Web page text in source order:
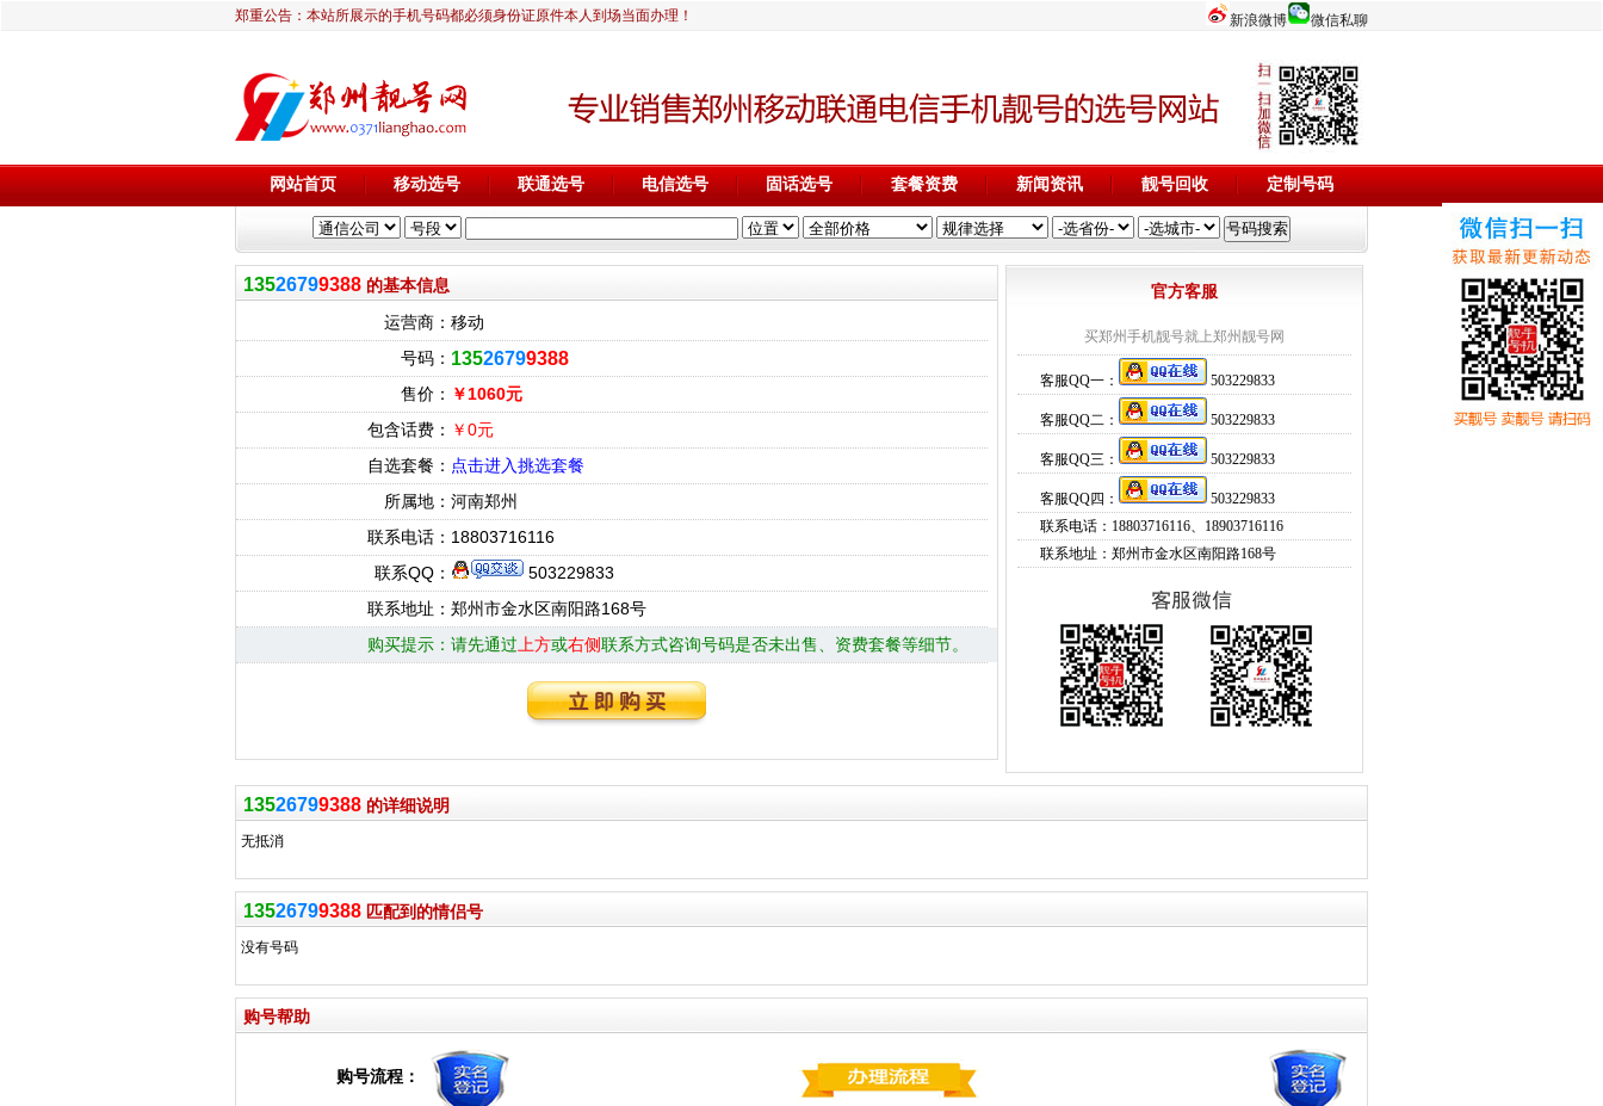
郑重公告：本站所展示的手机号码都必须身份证原件本人到场当面办理！ 新浪微博 微信私聊
网站首页 移动选号 联通选号 电信选号 固话选号 套餐资费 新闻资讯 靓号回收 定制号码
13526799388 的基本信息
运营商： 移动
号码： 13526799388
售价： ￥1060元
包含话费： ￥0元
自选套餐： 点击进入挑选套餐
所属地： 河南郑州
联系电话： 18803716116
联系QQ：
503229833
联系地址： 郑州市金水区南阳路168号
购买提示： 请先通过 上方或右侧联系方式咨询号码是否未出售、资费套餐等细节。
官方客服
买郑州手机靓号就上郑州靓号网
客服QQ一： 503229833
客服QQ二： 503229833
客服QQ三： 503229833
客服QQ四：
503229833
联系电话：18803716116、18903716116
联系地址：郑州市金水区南阳路168号
13526799388 的详细说明
无抵消
13526799388 匹配到的情侣号
没有号码
购号帮助
购号流程：